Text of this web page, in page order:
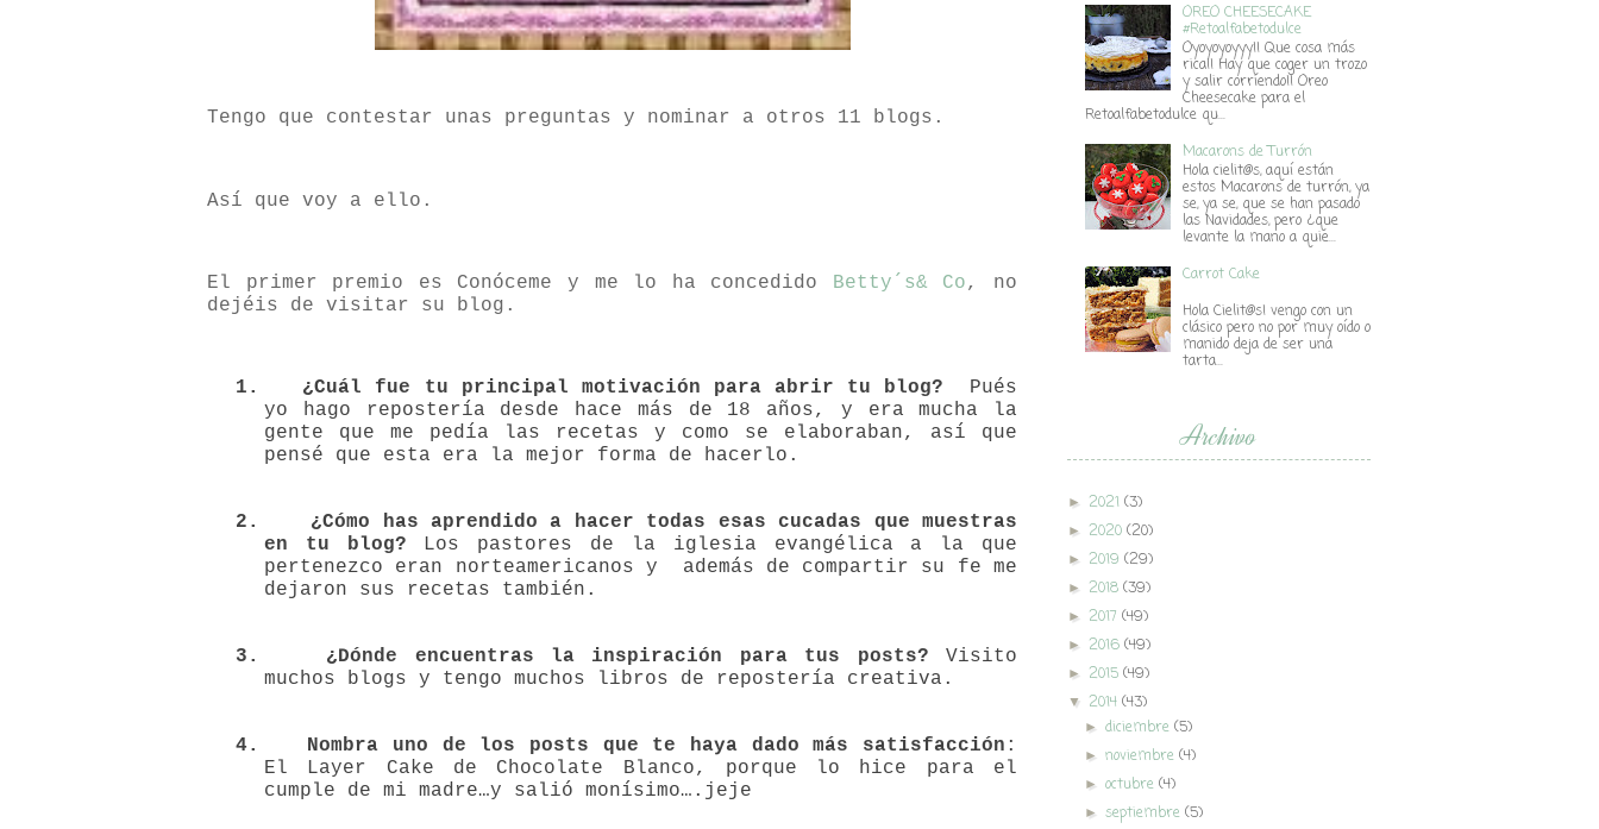
Tengo que contestar unas preguntas y nominar a otros 11 blogs.
Así que voy a ello.
El primer premio es Conóceme y me lo ha concedido Betty´s& Co, no
dejéis de visitar su blog.
1. ¿Cuál fue tu principal motivación para abrir tu blog?
Pués
yo hago repostería desde hace más de 18 años, y era mucha la
gente que me pedía las recetas y como se elaboraban, así que
pensé que esta era la mejor forma de hacerlo.
2. ¿Cómo has aprendido a hacer todas esas cucadas que muestras
en tu blog? Los pastores de la iglesia evangélica a la que
pertenezco eran norteamericanos y
además de compartir su fe me
dejaron sus recetas también.
3. ¿Dónde encuentras la inspiración para tus posts?Visito
muchos blogs y tengo muchos libros de repostería creativa.
4. Nombra uno de los posts que te haya dadomás satisfacción :
El Layer Cake de Chocolate Blanco, porque lo hice para el
cumple de mi madre…y salió monísimo….jeje
OREO CHEESECAKE
#Retoalfabetodulce
Oyoyoyoyyy!! Que cosa más
rica!! Hay que coger un trozo
y salir corriendo!! Oreo
Cheesecake para el
Retoalfabetodulce qu...
Macarons de Turrón
Hola cielit@s, aquí están
estos Macarons de turrón, ya
se, ya se, que se han pasado
las Navidades, pero ¿que
levante la mano a quie...
Carrot Cake
Hola Cielit@s! vengo con un
clásico pero no por muy oído o
manido deja de ser una
tarta...
Archivo
► 2021 (3)
► 2020 (20)
► 2019 (29)
► 2018 (39)
► 2017 (49)
► 2016 (49)
► 2015 (49)
▼ 2014 (43)
►diciembre (5)
►noviembre (4)
►octubre (4)
►septiembre (5)